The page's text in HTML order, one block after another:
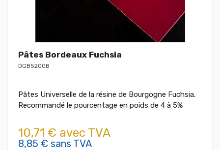
Pâtes Bordeaux Fuchsia
DGB5200B
Pâtes Universelle de la résine de Bourgogne Fuchsia.
Recommandé le pourcentage en poids de 4 à 5%
10,71 € avec TVA
8,85 € sans TVA